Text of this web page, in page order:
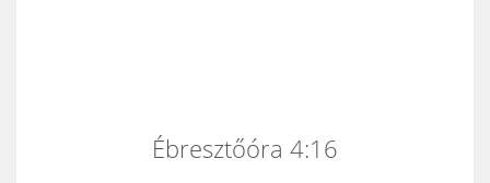
Ébresztőóra 4:16